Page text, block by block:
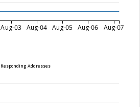
Aug-03 Aug-04 Aug-05 Aug-06 Aug-07
Responding Addresses